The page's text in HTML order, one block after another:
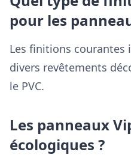
pour les
Les finitions courantes
divers revêtements
le PVC.
Les panneaux
écologiques ?